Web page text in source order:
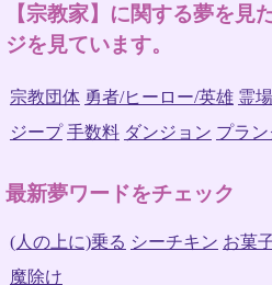
【宗教家】に関する夢を見
ジを見ています。
宗教団体 勇者/ヒーロー/英雄 霊場
ジープ 手数料 ダンジョン プラ
最新夢ワードをチェック
(人の上に)乗る シーチキン お菓
魔除け